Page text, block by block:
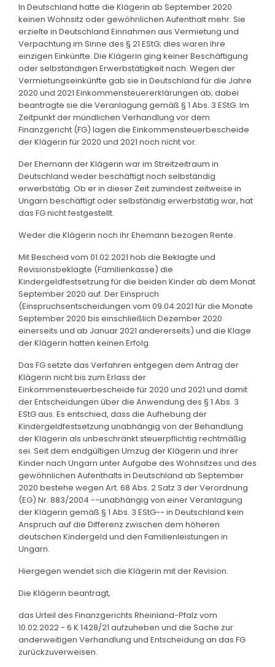
In Deutschland hatte die Klägerin ab September 2020
keinen Wohnsitz oder gewöhnlichen Aufenthalt mehr. Sie
erzielte in Deutschland Einnahmen aus Vermietung und
Verpachtung im Sinne des § 21 EStG; dies waren ihre
einzigen Einkünfte. Die Klägerin ging keiner Beschäftigung
oder selbständigen Erwerbstätigkeit nach. Wegen der
Vermietungseinkünfte gab sie in Deutschland für die Jahre
2020 und 2021 Einkommensteuererklärungen ab; dabei
beantragte sie die Veranlagung gemäß § 1 Abs. 3 EStG. Im
Zeitpunkt der mündlichen Verhandlung vor dem
Finanzgericht (FG) lagen die Einkommensteuerbescheide
der Klägerin für 2020 und 2021 noch nicht vor.
Der Ehemann der Klägerin war im Streitzeitraum in
Deutschland weder beschäftigt noch selbständig
erwerbstätig. Ob er in dieser Zeit zumindest zeitweise in
Ungarn beschäftigt oder selbständig erwerbstätig war, hat
das FG nicht festgestellt.
Weder die Klägerin noch ihr Ehemann bezogen Rente.
Mit Bescheid vom 01.02.2021 hob die Beklagte und
Revisionsbeklagte (Familienkasse) die
Kindergeldfestsetzung für die beiden Kinder ab dem Monat
September 2020 auf. Der Einspruch
(Einspruchsentscheidungen vom 09.04.2021 für die Monate
September 2020 bis einschließlich Dezember 2020
einerseits und ab Januar 2021 andererseits) und die Klage
der Klägerin hatten keinen Erfolg.
Das FG setzte das Verfahren entgegen dem Antrag der
Klägerin nicht bis zum Erlass der
Einkommensteuerbescheide für 2020 und 2021 und damit
der Entscheidungen über die Anwendung des § 1 Abs. 3
EStG aus. Es entschied, dass die Aufhebung der
Kindergeldfestsetzung unabhängig von der Behandlung
der Klägerin als unbeschränkt steuerpflichtig rechtmäßig
sei. Seit dem endgültigen Umzug der Klägerin und ihrer
Kinder nach Ungarn unter Aufgabe des Wohnsitzes und des
gewöhnlichen Aufenthalts in Deutschland ab September
2020 bestehe wegen Art. 68 Abs. 2 Satz 3 der Verordnung
(EG) Nr. 883/2004 --unabhängig von einer Veranlagung
der Klägerin gemäß § 1 Abs. 3 EStG-- in Deutschland kein
Anspruch auf die Differenz zwischen dem höheren
deutschen Kindergeld und den Familienleistungen in
Ungarn.
Hiergegen wendet sich die Klägerin mit der Revision.
Die Klägerin beantragt,
das Urteil des Finanzgerichts Rheinland-Pfalz vom
10.02.2022 - 6 K 1428/21 aufzuheben und die Sache zur
anderweitigen Verhandlung und Entscheidung an das FG
zurückzuverweisen.